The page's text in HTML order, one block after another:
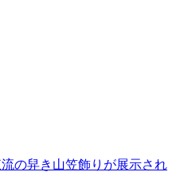
の舁き山笠飾りが展示され